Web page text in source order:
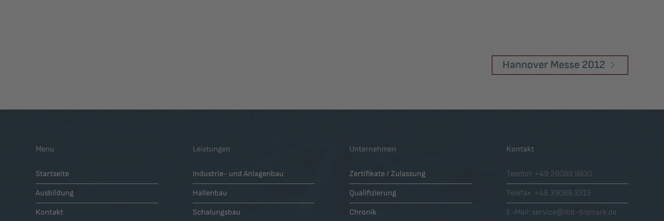
Hannover Messe 2012
Menu
Startseite
Ausbildung
Kontakt
Leistungen
Industrie- und Anlagenbau
Hallenbau
Schalungsbau
Unternehmen
Zertifikate / Zulassung
Qualifizierung
Chronik
Kontakt
Telefon: +49 39089 9830
Telefax: +49 39089 3313
E-Mail: service@ibb-bismark.de